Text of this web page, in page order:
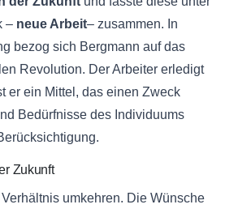
– neue Arbeit– zusammen. In
bezog sich Bergmann auf das
Revolution. Der Arbeiter erledigt
er ein Mittel, das einen Zweck
Bedürfnisse des Individuums
Zukunft
umkehren. Die Wünsche